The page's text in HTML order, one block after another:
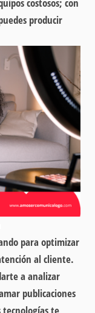
producir
para optimizar
al cliente.
a analizar
publicaciones